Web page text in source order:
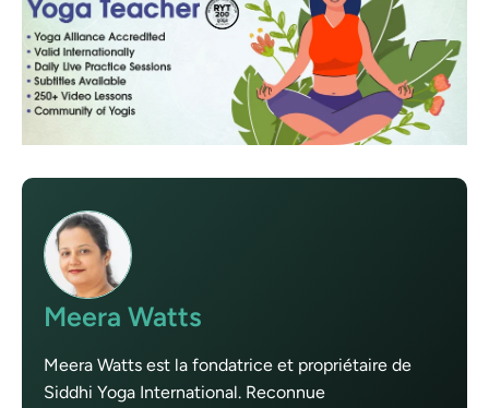
Meera Watts
Meera Watts est la fondatrice et propriétaire de
Siddhi Yoga International. Reconnue